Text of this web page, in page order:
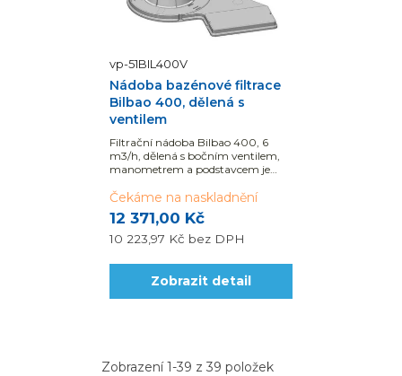
vp-51BIL400V
Nádoba bazénové filtrace
Bilbao 400, dělená s
ventilem
Filtrační nádoba Bilbao 400, 6
m3/h, dělená s bočním ventilem,
manometrem a podstavcem je
12 371,00 Kč
10 223,97 Kč bez DPH
Čekáme na naskladnění
Zobrazit detail
Zobrazení 1-39 z 39 položek